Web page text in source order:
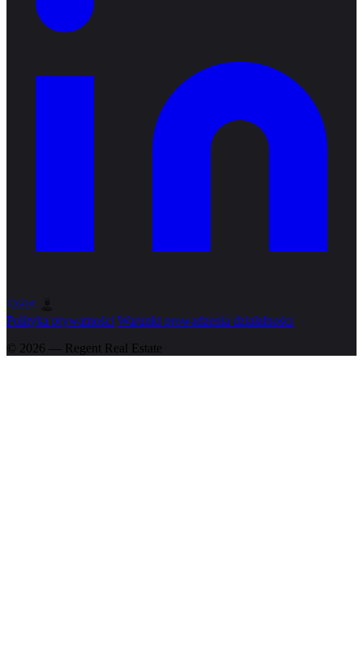
Polityka prywatności Warunki prowadzenia działalności
© 2026 — Regent Real Estate